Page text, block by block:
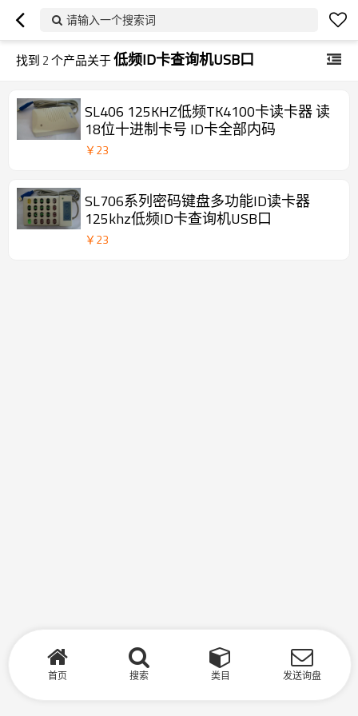
请输入一个搜索词
找到 2个产品关于低频ID卡查询机USB口
SL406 125KHZ低频TK4100卡读卡器 读
18位十进制卡号 ID卡全部内码
￥23
SL706系列密码键盘多功能ID读卡器
125khz低频ID卡查询机USB口
￥23
首页 搜索 类目 发送询盘